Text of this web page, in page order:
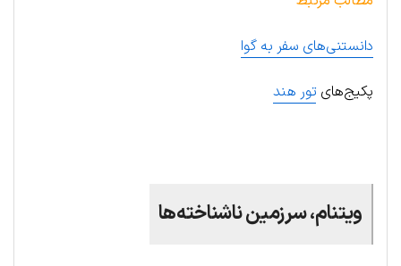
دانستنی‌های سفر به گوا
پکیج‌های تور هند
ویتنام، سرزمین ناشناخته‌ها